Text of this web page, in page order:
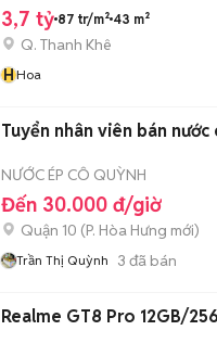
3,7 tỷ 87 tr/m² 43 m²
Q. Thanh Khê
HHoa
Tuyển nhân viên bán
NƯỚC ÉP CÔ QUỲNH
Đến 30.000 đ/giờ
Quận 10 (P. Hòa Hưng mới)
Trần Thị Quỳnh 3 đã bán
Realme GT8 Pro 12GB/